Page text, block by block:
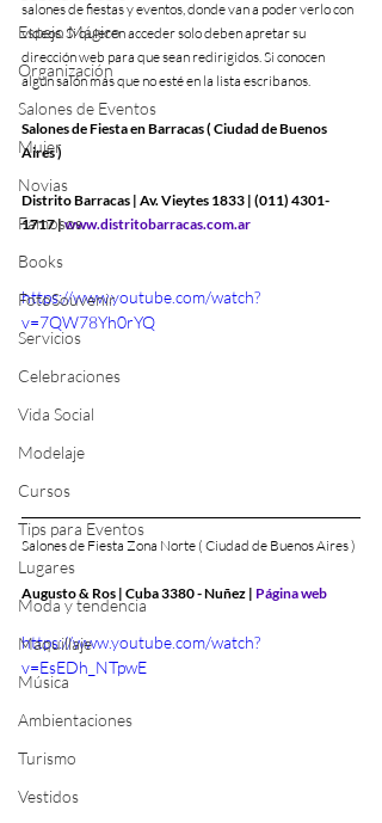
Espejo Mágico
Organización
Salones de Eventos
Mujer
Novias
Famosos
Books
FotoSouvenir
Servicios
Celebraciones
Vida Social
Modelaje
Cursos
Tips para Eventos
Lugares
Moda y tendencia
Maquillaje
Música
Ambientaciones
Turismo
Vestidos
salones de fiestas y eventos, donde van a poder verlo con
videos. Si quieren acceder solo deben apretar su
dirección web para que sean redirigidos. Si conocen
algún salón más que no esté en la lista escribanos.
Salones de Fiesta en Barracas ( Ciudad de Buenos
Aires )
Distrito Barracas | Av. Vieytes 1833 | (011) 4301-
1717 | www.distritobarracas.com.ar
https://www.youtube.com/watch?
v=7QW78Yh0rYQ
Salones de Fiesta Zona Norte ( Ciudad de Buenos Aires )
Augusto & Ros | Cuba 3380 - Nuñez | Página web
https://www.youtube.com/watch?
v=EsEDh_NTpwE